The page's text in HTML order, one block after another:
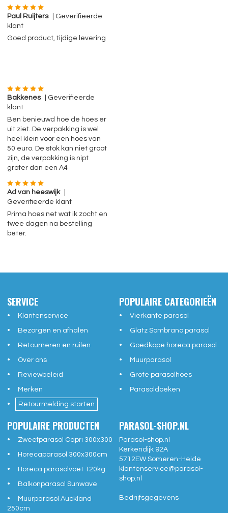
Paul Ruijters
| Geverifieerde
klant
Goed product, tijdige levering
Bakkenes
| Geverifieerde
klant
Ben benieuwd hoe de hoes er
uit ziet. De verpakking is wel
heel klein voor een hoes van
50 euro. De stok kan niet groot
zijn, de verpakking is nipt
groter dan een A4
Ad van heeswijk
Geverifieerde klant
Prima hoes net wat ik zocht en
twee dagen na bestelling
beter.
SERVICE
Klantenservice
Bezorgen en afhalen
Retourneren en ruilen
Over ons
Reviewbeleid
Merken
Retourmelding starten
POPULAIRE CATEGORIEËN
Vierkante parasol
Glatz Sombrano parasol
Goedkope horeca parasol
Muurparasol
Grote parasolhoes
Parasoldoeken
POPULAIRE PRODUCTEN
Zweefparasol Capri 300x300
Horecaparasol 300x300cm
Horeca parasolvoet 120kg
Balkonparasol Sunwave
Muurparasol Auckland
250cm
PARASOL-SHOP.NL
Parasol-shop.nl
Kerkendijk 92A
5712EW Someren-Heide
klantenservice@parasol-
shop.nl
Bedrijfsgegevens